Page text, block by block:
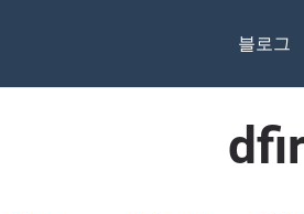
블로그